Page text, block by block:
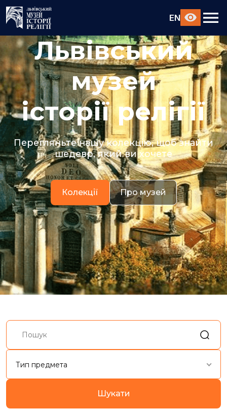
EN
Львівський
музей
історії релігії
Перегляньте нашу колекцію, щоб знайти
шедевр, який ви хочете
Колекції Про музей
Тип предмета
Шукати